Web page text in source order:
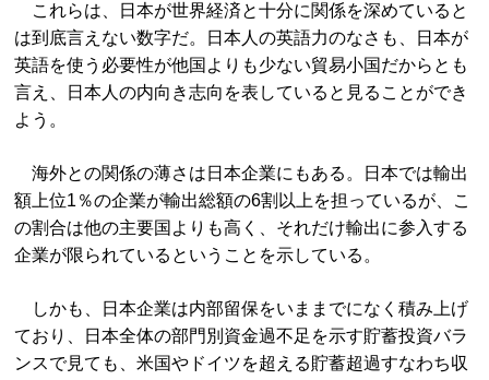
これらは、日本が世界経済と十分に関係を深めていると
は到底言えない数字だ。日本人の英語力のなさも、日本が
英語を使う必要性が他国よりも少ない貿易小国だからとも
言え、日本人の内向き志向を表していると見ることができ
よう。
海外との関係の薄さは日本企業にもある。日本では輸出
額上位1％の企業が輸出総額の6割以上を担っているが、こ
の割合は他の主要国よりも高く、それだけ輸出に参入する
企業が限られているということを示している。
しかも、日本企業は内部留保をいままでになく積み上げ
ており、日本全体の部門別資金過不足を示す貯蓄投資バラ
ンスで見ても、米国やドイツを超える貯蓄超過すなわち収